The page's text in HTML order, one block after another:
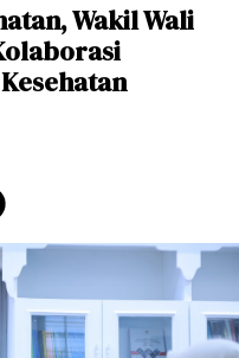
Wakil Wali